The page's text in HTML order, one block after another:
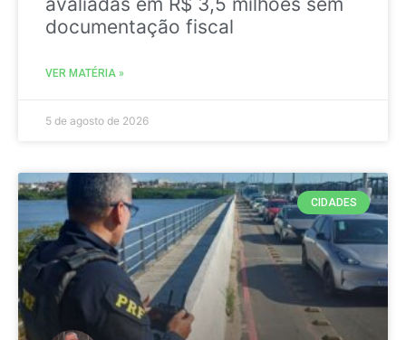
documentação fiscal
VER MATÉRIA »
5 de agosto de 2026
CIDADES